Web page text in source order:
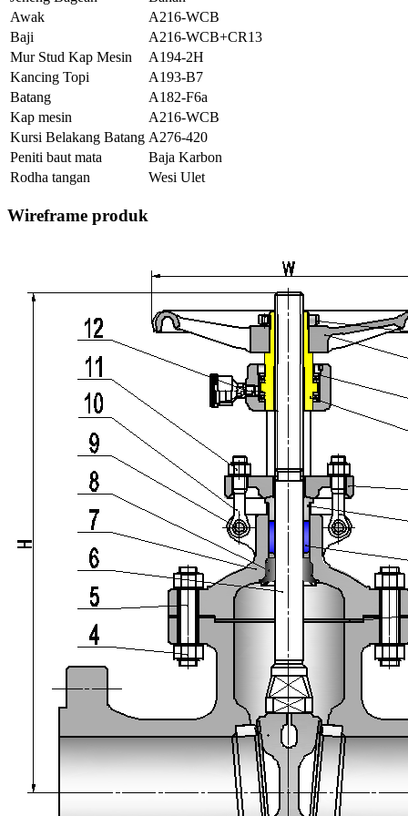
Awak
A216-WCB
Baji
A216-WCB+CR13
Mur Stud Kap Mesin
A194-2H
Kancing Topi
A193-B7
Batang
A182-F6a
Kap mesin
A216-WCB
Kursi Belakang Batang A276-420
Peniti baut mata
Baja Karbon
Rodha tangan
Wesi Ulet
Wireframe produk